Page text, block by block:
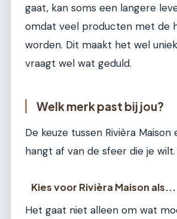
gaat, kan soms een langere
omdat veel producten met de
worden. Dit maakt het wel
vraagt wel wat geduld.
Welk merk past bij jou?
De keuze tussen Rivièra Maison
hangt af van de sfeer die je wilt.
Kies voor Rivièra Maison als...
Het gaat niet alleen om wat